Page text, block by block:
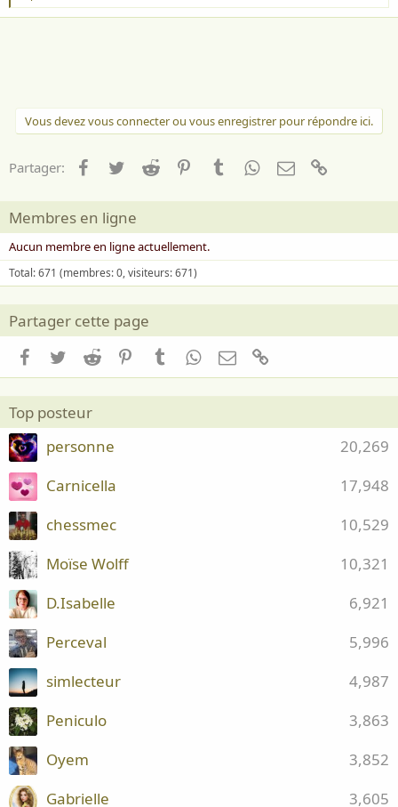
'
a
Vous devez vous connecter ou vous enregistrer pour répondre ici.
Partager: Facebook
TwitterReddit PinterestTumblrWhatsApp
Email
Membres en ligne
Aucun membre en ligne actuellement.
Total: 671 (membres: 0, visiteurs: 671)
Partager cette page
Facebook
TwitterReddit PinterestTumblrWhatsApp
Email
Top posteur
20,269
personne
17,948
Carnicella
10,529
chessmec
10,321
Moïse Wolff
6,921
D.Isabelle
5,996
Perceval
4,987
simlecteur
3,863
Peniculo
3,852
Oyem
3,605
Gabrielle